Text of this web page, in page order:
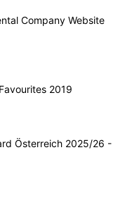
Company Website
2019
Österreich 2025/26 -